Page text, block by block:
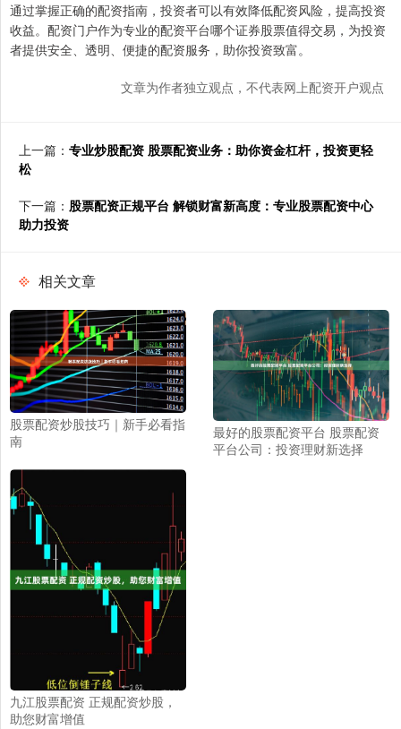
通过掌握正确的配资指南，投资者可以有效降低配资风险，提高投资
收益。配资门户作为专业的配资平台哪个证券股票值得交易，为投资
者提供安全、透明、便捷的配资服务，助你投资致富。
文章为作者独立观点，不代表网上配资开户观点
上一篇： 专业炒股配资 股票配资业务：助你资金杠杆，投资更轻
松
下一篇： 股票配资正规平台 解锁财富新高度：专业股票配资中心
助力投资
相关文章
股票配资炒股技巧｜新手必看指
南
最好的股票配资平台 股票配资
平台公司：投资理财新选择
九江股票配资 正规配资炒股，
助您财富增值